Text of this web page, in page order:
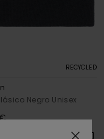
RECYCLED
Negro Unisex